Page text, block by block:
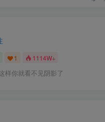
1 1114W+
样你就看不见阴影了